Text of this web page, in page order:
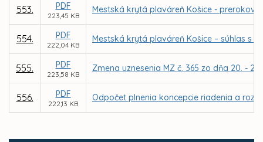
553. PDF
223,45 KB
Mestská krytá plaváreň Košice -
554. PDF
222,04 KB
Mestská krytá plaváreň Košice – súhlas s
555. PDF
223,58 KB
Zmena uznesenia MZ č. 365 zo dňa 20. -
556. PDF
222,13 KB
Odpočet plnenia koncepcie riadenia a